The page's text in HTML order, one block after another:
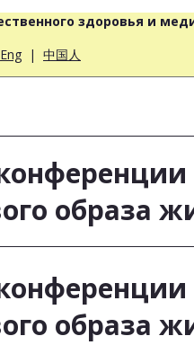
здоровья и
Eng | 中国人
образа
образа